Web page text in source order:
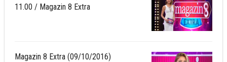
11.00 / Magazin 8 Extra
Magazin 8 Extra (09/10/2016)